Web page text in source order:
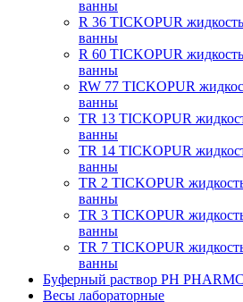
ванны
R 36 TICKOPUR жидкость
ванны
R 60 TICKOPUR жидкость
ванны
RW 77 TICKOPUR
ванны
TR 13 TICKOPUR
ванны
TR 14 TICKOPUR
ванны
TR 2 TICKOPUR жидкость
ванны
TR 3 TICKOPUR жидкость
ванны
TR 7 TICKOPUR жидкость
ванны
Буферный раствор PH
Весы лабораторные